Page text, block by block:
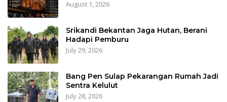
August 1, 2026
Srikandi Bekantan Jaga Hutan, Berani
Hadapi Pemburu
July 29, 2026
Bang Pen Sulap Pekarangan Rumah Jadi
Sentra Kelulut
July 28, 2026